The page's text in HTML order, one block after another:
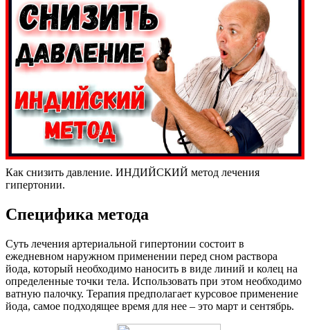
Как снизить давление. ИНДИЙСКИЙ метод лечения
гипертонии.
Специфика метода
Суть лечения артериальной гипертонии состоит в
ежедневном наружном применении перед сном раствора
йода, который необходимо наносить в виде линий и колец на
определенные точки тела. Использовать при этом необходимо
ватную палочку. Терапия предполагает курсовое применение
йода, самое подходящее время для нее – это март и сентябрь.